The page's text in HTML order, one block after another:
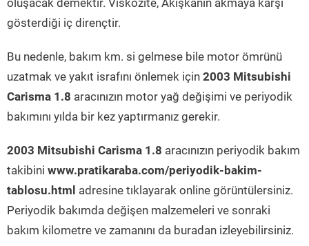
oluşacak demektir. Viskozite, Akışkanın akmaya karşı
gösterdiği iç dirençtir.
Bu nedenle, bakım km. si gelmese bile motor ömrünü
uzatmak ve yakıt israfını önlemek için 2003 Mitsubishi
Carisma 1.8 aracınızın motor yağ değişimi ve periyodik
bakımını yılda bir kez yaptırmanız gerekir.
2003 Mitsubishi Carisma 1.8 aracınızın periyodik bakım
takibini www.pratikaraba.com/periyodik-bakim-
tablosu.html adresine tıklayarak online görüntülersiniz.
Periyodik bakımda değişen malzemeleri ve sonraki
bakım kilometre ve zamanını da buradan izleyebilirsiniz.